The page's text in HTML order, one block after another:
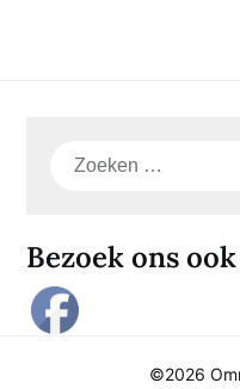
Zoeken
Bezoek ons
©2026